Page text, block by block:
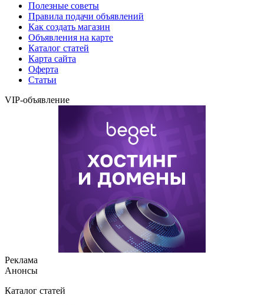
Полезные советы
Правила подачи объявлений
Как создать магазин
Объявления на карте
Каталог статей
Карта сайта
Оферта
Статьи
VIP-объявление
Реклама
Анонсы
Каталог статей